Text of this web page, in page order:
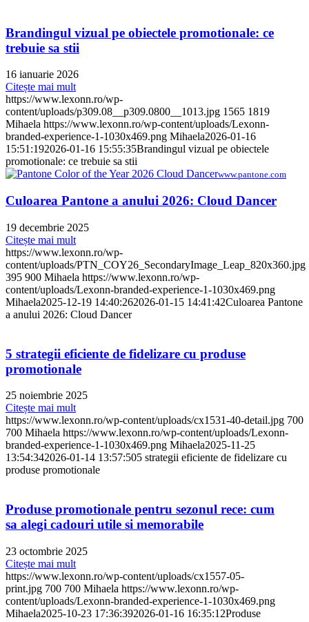
Brandingul vizual pe obiectele promotionale: ce
trebuie sa stii
16 ianuarie 2026
Citește mai mult
https://www.lexonn.ro/wp-
content/uploads/p309.08__p309.0800__1013.jpg 1565 1819
Mihaela https://www.lexonn.ro/wp-content/uploads/Lexonn-
branded-experience-1-1030x469.png Mihaela2026-01-16
15:51:192026-01-16 15:55:35Brandingul vizual pe obiectele
promotionale: ce trebuie sa stii
www.pantone.com
Culoarea Pantone a anului 2026: Cloud Dancer
19 decembrie 2025
Citește mai mult
https://www.lexonn.ro/wp-
content/uploads/PTN_COY26_SecondaryImage_Leap_820x360.jpg
395 900 Mihaela https://www.lexonn.ro/wp-
content/uploads/Lexonn-branded-experience-1-1030x469.png
Mihaela2025-12-19 14:40:262026-01-15 14:41:42Culoarea Pantone
a anului 2026: Cloud Dancer
5 strategii eficiente de fidelizare cu produse
promotionale
25 noiembrie 2025
Citește mai mult
https://www.lexonn.ro/wp-content/uploads/cx1531-40-detail.jpg 700
700 Mihaela https://www.lexonn.ro/wp-content/uploads/Lexonn-
branded-experience-1-1030x469.png Mihaela2025-11-25
13:54:342026-01-14 13:57:505 strategii eficiente de fidelizare cu
produse promotionale
Produse promotionale pentru sezonul rece: cum
sa alegi cadouri utile si memorabile
23 octombrie 2025
Citește mai mult
https://www.lexonn.ro/wp-content/uploads/cx1557-05-
print.jpg 700 700 Mihaela https://www.lexonn.ro/wp-
content/uploads/Lexonn-branded-experience-1-1030x469.png
Mihaela2025-10-23 17:36:392026-01-16 16:35:12Produse